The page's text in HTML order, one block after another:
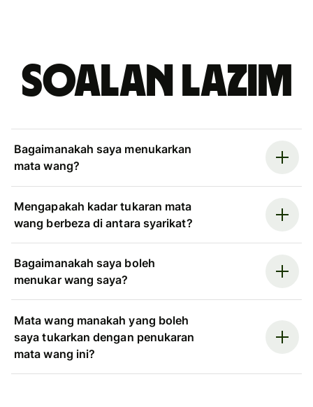
Soalan Lazim
Bagaimanakah saya menukarkan
mata wang?
Mengapakah kadar tukaran mata
wang berbeza di antara syarikat?
Bagaimanakah saya boleh
menukar wang saya?
Mata wang manakah yang boleh
saya tukarkan dengan penukaran
mata wang ini?